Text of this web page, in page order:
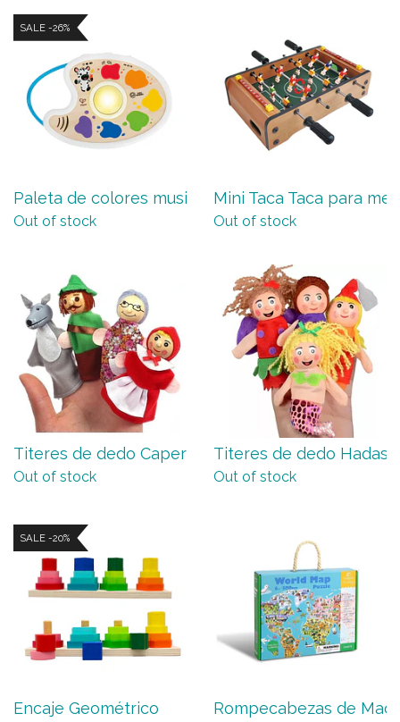
SALE -26%
Paleta de colores musical M...
Out of stock
Mini Taca Taca para
Out of stock
Titeres de dedo Caperucita ...
Out of stock
Titeres de dedo Hadas
Out of stock
SALE -20%
Encaje Geométrico Rompecabezas de